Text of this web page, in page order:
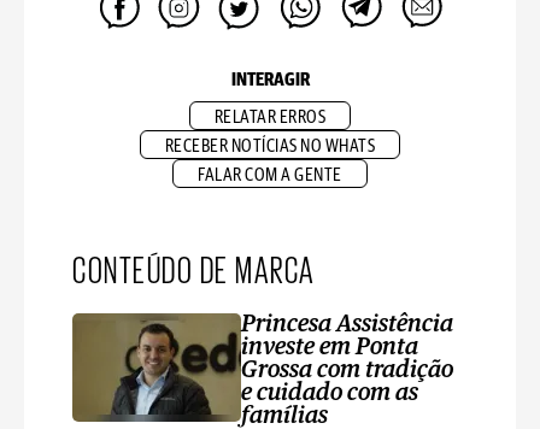
INTERAGIR
RELATAR ERROS
RECEBER NOTÍCIAS NO WHATS
FALAR COM A GENTE
CONTEÚDO DE MARCA
Princesa Assistência
investe em Ponta
Grossa com tradição
e cuidado com as
famílias